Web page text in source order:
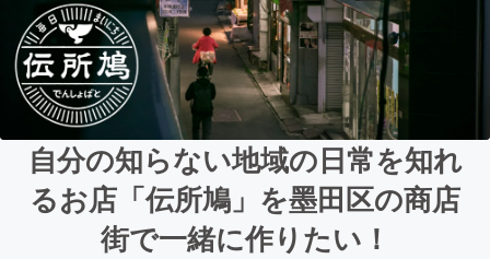
自分の知らない地域の日常を知れ
るお店「伝所鳩」を墨田区の商店
街で一緒に作りたい！